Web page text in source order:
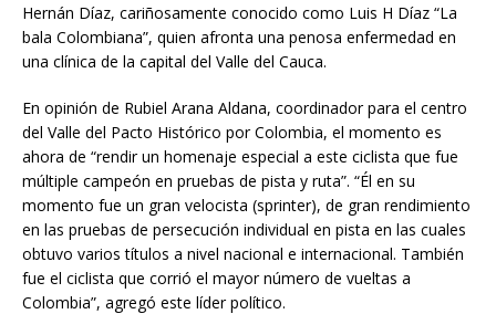
Hernán Díaz, cariñosamente conocido como Luis H Díaz “La
bala Colombiana”, quien afronta una penosa enfermedad en
una clínica de la capital del Valle del Cauca.
En opinión de Rubiel Arana Aldana, coordinador para el centro
del Valle del Pacto Histórico por Colombia, el momento es
ahora de “rendir un homenaje especial a este ciclista que fue
múltiple campeón en pruebas de pista y ruta”. “Él en su
momento fue un gran velocista (sprinter), de gran rendimiento
en las pruebas de persecución individual en pista en las cuales
obtuvo varios títulos a nivel nacional e internacional. También
fue el ciclista que corrió el mayor número de vueltas a
Colombia”, agregó este líder político.